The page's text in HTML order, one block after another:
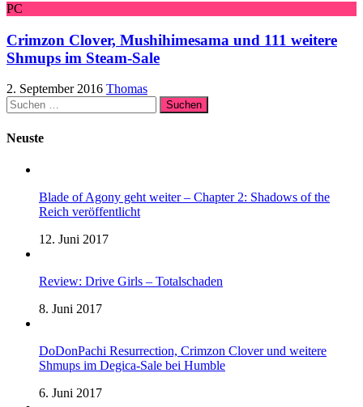
PC
Crimzon Clover, Mushihimesama und 111 weitere
Shmups im Steam-Sale
2. September 2016 Thomas
Suchen
nach:
Neuste
Blade of Agony geht weiter – Chapter 2: Shadows of the
Reich veröffentlicht
12. Juni 2017
Review: Drive Girls – Totalschaden
8. Juni 2017
DoDonPachi Resurrection, Crimzon Clover und weitere
Shmups im Degica-Sale bei Humble
6. Juni 2017